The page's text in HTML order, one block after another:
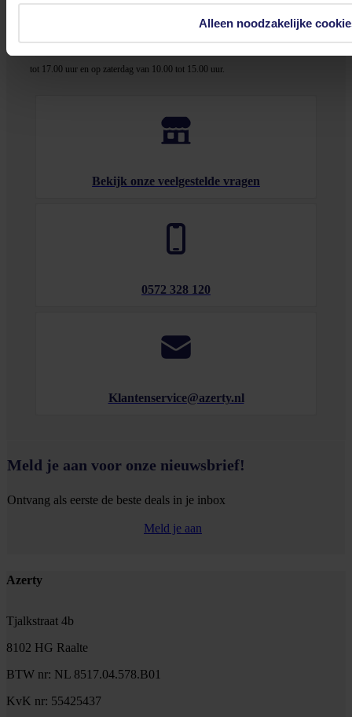
Alleen noodzakelijke
medewerkers staan klaar om jouw vragen te beantwoorden en verwijzen je
tot 17.00 uur en op zaterdag van 10.00 tot 15.00 uur.
Bekijk onze veelgestelde vragen
0572 328 120
Klantenservice@azerty.nl
Meld je aan voor onze nieuwsbrief!
Ontvang als eerste de beste deals in je inbox
Meld je aan
Footer
Azerty
Tjalkstraat 4b
8102 HG Raalte
BTW nr: NL 8517.04.578.B01
KvK nr: 55425437